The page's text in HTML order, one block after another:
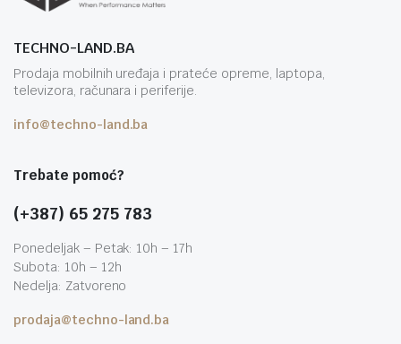
TECHNO-LAND.BA
Prodaja mobilnih uređaja i prateće opreme, laptopa,
televizora, računara i periferije.
info@techno-land.ba
Trebate pomoć?
(+387) 65 275 783
Ponedeljak – Petak: 10h – 17h
Subota: 10h – 12h
Nedelja: Zatvoreno
prodaja@techno-land.ba